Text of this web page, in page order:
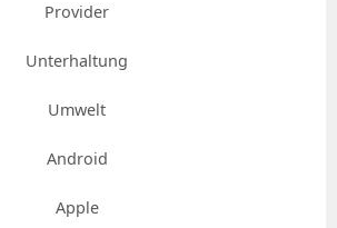
Provider
Unterhaltung
Umwelt
Android
Apple